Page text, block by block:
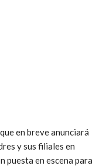
en breve anunciará
y sus filiales en
puesta en escena para